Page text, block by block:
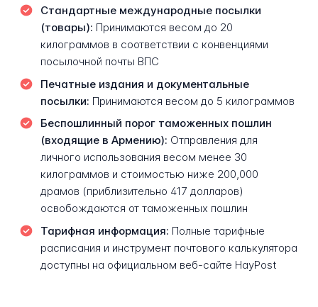
Стандартные международные посылки
(товары): Принимаются весом до 20
килограммов в соответствии с конвенциями
посылочной почты ВПС
Печатные издания и документальные
посылки: Принимаются весом до 5 килограммов
Беспошлинный порог таможенных пошлин
(входящие в Армению): Отправления для
личного использования весом менее 30
килограммов и стоимостью ниже 200,000
драмов (приблизительно 417 долларов)
освобождаются от таможенных пошлин
Тарифная информация: Полные тарифные
расписания и инструмент почтового калькулятора
доступны на официальном веб-сайте HayPost